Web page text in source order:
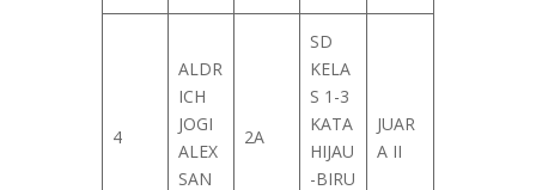
4
ALDR
ICH
JOGI
ALEX
SAN
2A
SD
KELA
S 1-3
KATA
HIJAU
-BIRU
JUAR
A II